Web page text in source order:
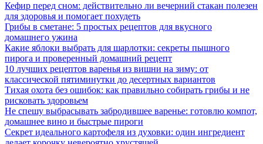
Кефир перед сном: действительно ли вечерний стакан полезен
для здоровья и помогает похудеть
Грибы в сметане: 5 простых рецептов для вкусного
домашнего ужина
Какие яблоки выбрать для шарлотки: секреты пышного
пирога и проверенный домашний рецепт
10 лучших рецептов варенья из вишни на зиму: от
классической пятиминутки до десертных вариантов
Тихая охота без ошибок: как правильно собирать грибы и не
рисковать здоровьем
Не спешу выбрасывать забродившее варенье: готовлю компот,
домашнее вино и быстрые пироги
Секрет идеального картофеля из духовки: один ингредиент